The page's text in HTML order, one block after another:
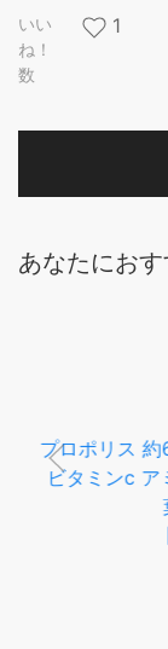
いい
ね！
数
1
あなたにお
【